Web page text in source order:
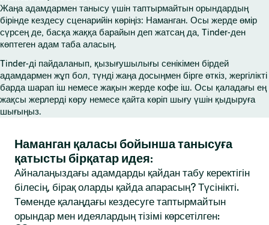
e
Жаңа адамдармен танысу үшін таптырмайтын орындардың
бірінде кездесу сценарийін көріңіз: Наманган. Осы жерде өмір
сүрсең де, басқа жаққа барайын деп жатсаң да, Tinder-ден
көптеген адам таба аласың.
Tinder-ді пайдаланып, қызығушылығы сенікімен бірдей
адамдармен жұп бол, түнді жаңа досыңмен бірге өткіз, жергілікті
барда шарап іш немесе жақын жерде кофе іш. Осы қаладағы ең
жақсы жерлерді көру немесе қайта көріп шығу үшін қыдыруға
шығыңыз.
Наманган қаласы бойынша танысуға
қатысты бірқатар идея:
Айналаңыздағы адамдарды қайдан табу керектігін
білесің, бірақ оларды қайда апарасың? Түсінікті.
Төменде қалаңдағы кездесуге таптырмайтын
орындар мен идеялардың тізімі көрсетілген: